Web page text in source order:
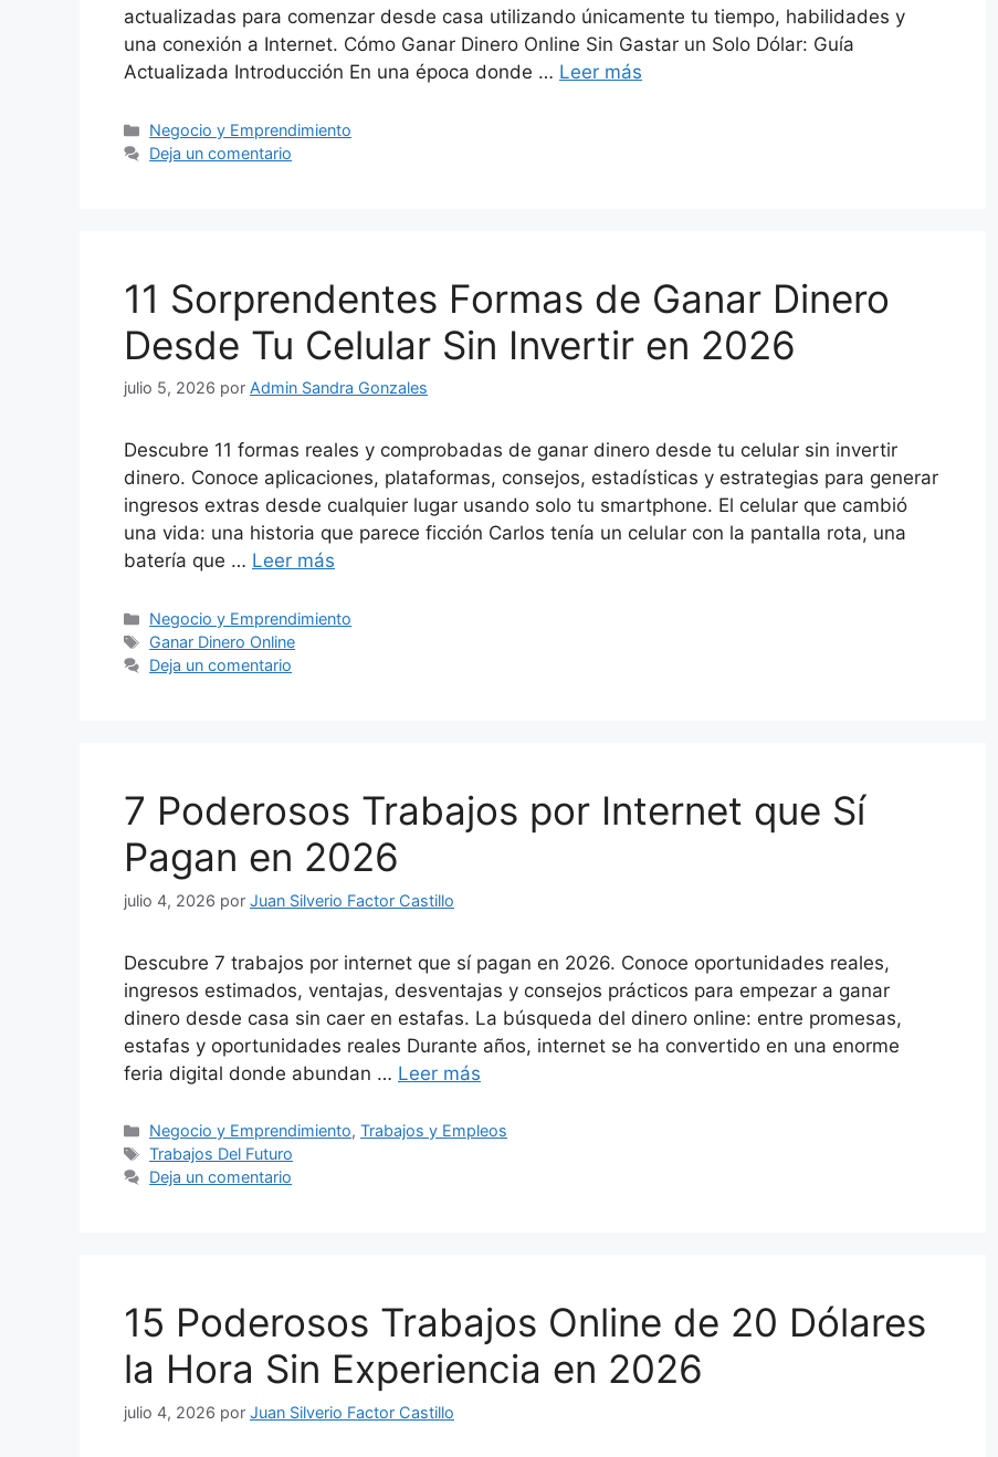
actualizadas para comenzar desde casa utilizando únicamente tu tiempo, habilidades y
una conexión a Internet. Cómo Ganar Dinero Online Sin Gastar un Solo Dólar: Guía
Actualizada Introducción En una época donde … Leer más
Categorías
Negocio y Emprendimiento
Deja un comentario
11 Sorprendentes Formas de Ganar Dinero
Desde Tu Celular Sin Invertir en 2026
julio 5, 2026 por Admin Sandra Gonzales
Descubre 11 formas reales y comprobadas de ganar dinero desde tu celular sin invertir
dinero. Conoce aplicaciones, plataformas, consejos, estadísticas y estrategias para generar
ingresos extras desde cualquier lugar usando solo tu smartphone. El celular que cambió
una vida: una historia que parece ficción Carlos tenía un celular con la pantalla rota, una
batería que … Leer más
Categorías
Negocio y Emprendimiento
Etiquetas
Ganar Dinero Online
Deja un comentario
7 Poderosos Trabajos por Internet que Sí
Pagan en 2026
julio 4, 2026 por Juan Silverio Factor Castillo
Descubre 7 trabajos por internet que sí pagan en 2026. Conoce oportunidades reales,
ingresos estimados, ventajas, desventajas y consejos prácticos para empezar a ganar
dinero desde casa sin caer en estafas. La búsqueda del dinero online: entre promesas,
estafas y oportunidades reales Durante años, internet se ha convertido en una enorme
feria digital donde abundan … Leer más
Categorías
Negocio y Emprendimiento,Trabajos y Empleos
Etiquetas
Trabajos Del Futuro
Deja un comentario
15 Poderosos Trabajos Online de 20 Dólares
la Hora Sin Experiencia en 2026
julio 4, 2026 por Juan Silverio Factor Castillo